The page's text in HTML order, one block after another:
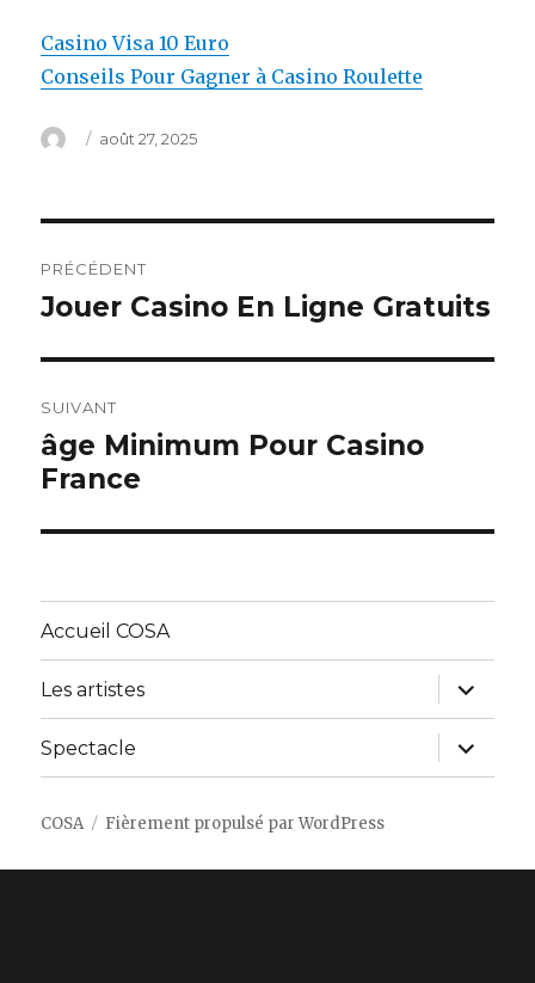
Casino Visa 10 Euro
Conseils Pour Gagner à Casino Roulette
Auteur
Publié
août 27, 2025
de
PRÉCÉDENT
Article
Jouer Casino En Ligne Gratuits
SUIVANT
Article
suivant :
âge Minimum Pour Casino
France
Accueil COSA
Les artistes
ouvrir
le
sous-
menu
Spectacle
ouvrir
le
sous-
COSA Fièrement propulsé par WordPress